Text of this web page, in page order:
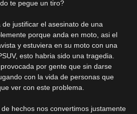
te pegue un tiro?
de justificar el asesinato de una
porque anda en moto, asi el
y estuviera en su moto con una
esto habria sido una tragedia.
por gente que sin darse
con la vida de personas que
ver con este problema.
hechos nos convertimos justamente